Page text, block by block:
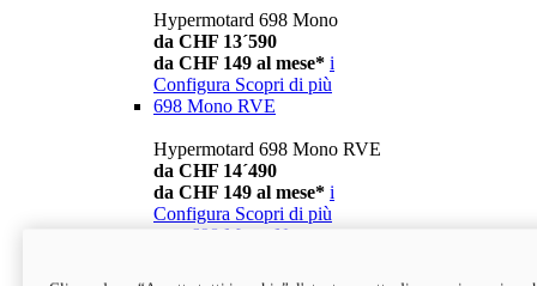
Hypermotard 698 Mono
da CHF 13´590
da CHF 149 al mese* i
Configura Scopri di più
698 Mono RVE
Hypermotard 698 Mono RVE
da CHF 14´490
da CHF 149 al mese* i
Configura Scopri di più
698 Mono Nera
Hypermotard 698 Mono Nera